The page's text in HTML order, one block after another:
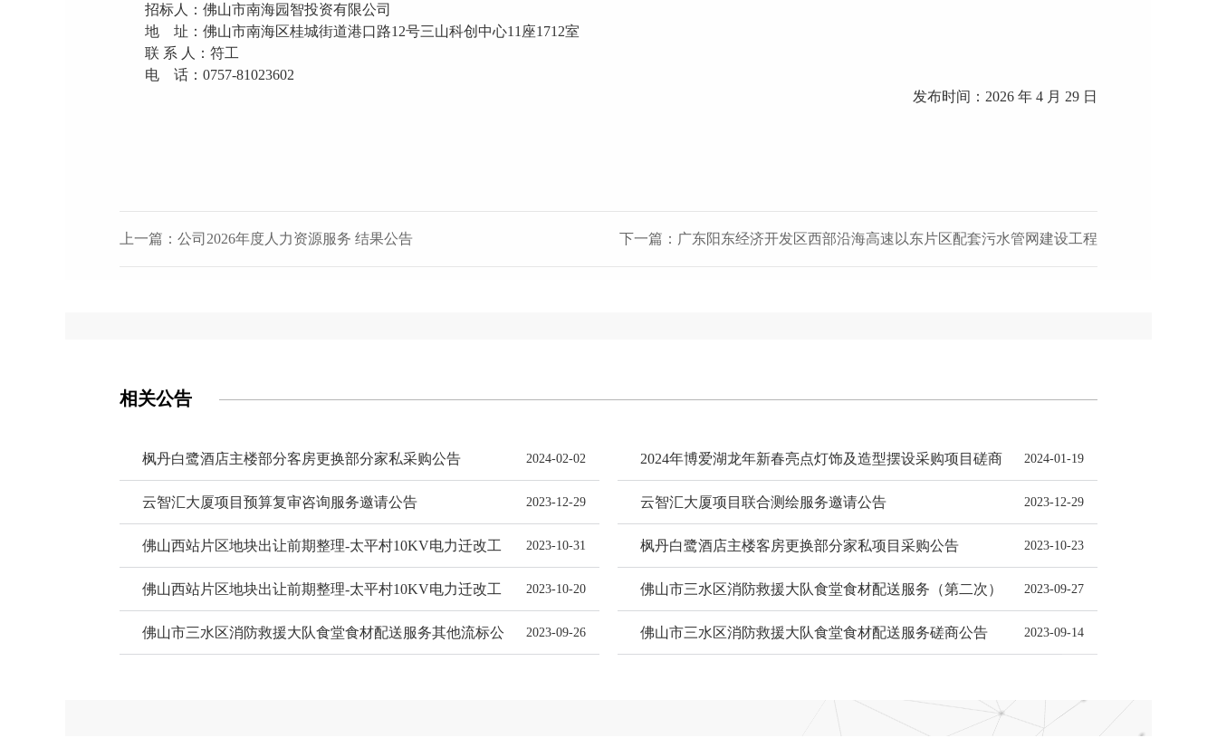
招标人： 佛山市南海园智投资有限公司
地
址：佛山市南海区桂城街道港口路12号三山科创中心11座1712室
联 系 人：符工
电
话： 0757-81023602
发布时间： 2026 年 4 月 29 日
上一篇：公司2026年度人力资源服务 结果公告 下一篇：广东阳东经济开发区西部沿海高速以东片区配套污水管网建设工程
相关公告
枫丹白鹭酒店主楼部分客房更换部分家私采购公告 2024-02-02 2024年博爱湖龙年新春亮点灯饰及造型摆设采购项目磋商
公告
2024-01-19
云智汇大厦项目预算复审咨询服务邀请公告 2023-12-29 云智汇大厦项目联合测绘服务邀请公告 2023-12-29
佛山西站片区地块出让前期整理-太平村10KV电力迁改工
程项目评标公示
2023-10-31 枫丹白鹭酒店主楼客房更换部分家私项目采购公告 2023-10-23
佛山西站片区地块出让前期整理-太平村10KV电力迁改工
程招标公告
2023-10-20 佛山市三水区消防救援大队食堂食材配送服务（第二次）
竞争性磋商公告
2023-09-27
佛山市三水区消防救援大队食堂食材配送服务其他流标公 2023-09-26 佛山市三水区消防救援大队食堂食材配送服务磋商公告 2023-09-14